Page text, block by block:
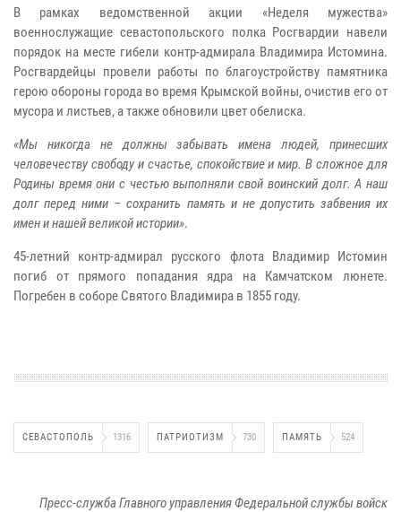
В рамках ведомственной акции «Неделя мужества»
военнослужащие севастопольского полка Росгвардии навели
порядок на месте гибели контр-адмирала Владимира Истомина.
Росгвардейцы провели работы по благоустройству памятника
герою обороны города во время Крымской войны, очистив его от
мусора и листьев, а также обновили цвет обелиска.
«Мы никогда не должны забывать имена людей, принесших
человечеству свободу и счастье, спокойствие и мир. В сложное для
Родины время они с честью выполняли свой воинский долг. А наш
долг перед ними – сохранить память и не допустить забвения их
имен и нашей великой истории».
45-летний контр-адмирал русского флота Владимир Истомин
погиб от прямого попадания ядра на Камчатском люнете.
Погребен в соборе Святого Владимира в 1855 году.
СЕВАСТОПОЛЬ 1316 ПАТРИОТИЗМ 730 ПАМЯТЬ 524
Пресс-служба Главного управления Федеральной службы войск